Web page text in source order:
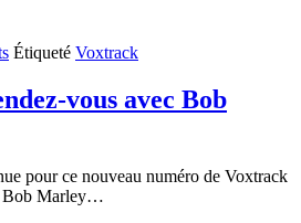
Étiqueté Voxtrack
vous avec Bob
pour ce nouveau numéro de Voxtrack
Bob Marley…